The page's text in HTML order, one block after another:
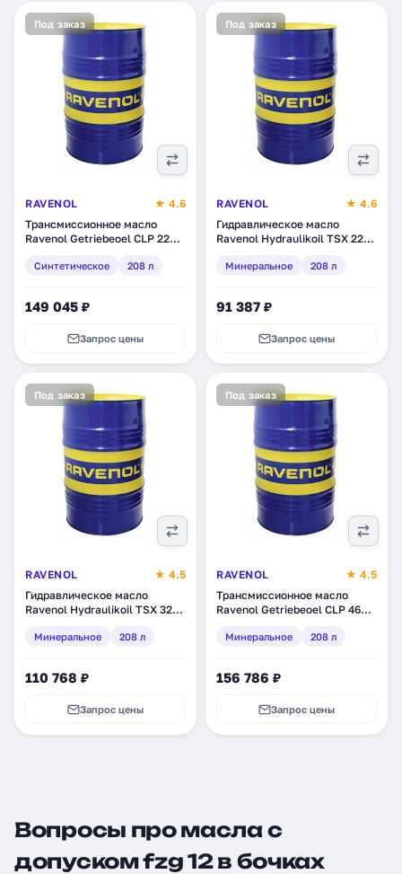
Под заказ
RAVENOL
★ 4.6
Трансмиссионное масло
Ravenol Getriebeoel CLP 220,
(1332109-208)
Синтетическое 208 л
149 045 ₽
Запрос цены
Под заказ
RAVENOL
★ 4.6
Гидравлическое масло
Ravenol Hydraulikoil TSX 22
(1323203-208)
Минеральное 208 л
91 387 ₽
Запрос цены
Под заказ
RAVENOL
★ 4.5
Гидравлическое масло
Ravenol Hydraulikoil TSX 32,
208)
Минеральное 208 л
110 768 ₽
Запрос цены
Под заказ
RAVENOL
★ 4.5
Трансмиссионное масло
Ravenol Getriebeoel CLP 460,
208)
Минеральное 208 л
156 786 ₽
Запрос цены
Вопросы про масла с
допуском fzg 12 в бочках